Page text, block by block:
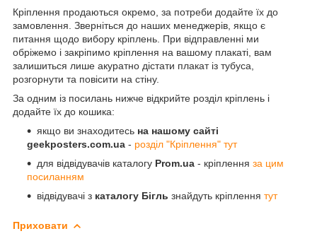
Кріплення продаються окремо, за потреби додайте їх до
замовлення. Зверніться до наших менеджерів, якщо є
питання щодо вибору кріплень. При відправленні ми
обріжемо і закріпимо кріплення на вашому плакаті, вам
залишиться лише акуратно дістати плакат із тубуса,
розгорнути та повісити на стіну.
За одним із посилань нижче відкрийте розділ кріплень і
додайте їх до кошика:
якщо ви знаходитесь на нашому сайті
geekposters.com.ua - розділ "Кріплення" тут
для відвідувачів каталогу Prom.ua - кріплення за цим
посиланням
відвідувачі з каталогу Бігль знайдуть кріплення тут
Приховати